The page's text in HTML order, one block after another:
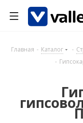
Главная - Каталог -
-